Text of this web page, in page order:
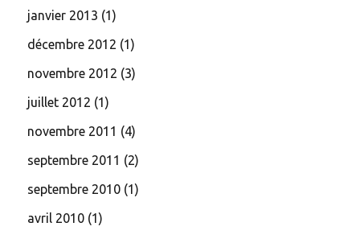
janvier 2013 (1)
décembre 2012 (1)
novembre 2012 (3)
juillet 2012 (1)
novembre 2011 (4)
septembre 2011 (2)
septembre 2010 (1)
avril 2010 (1)